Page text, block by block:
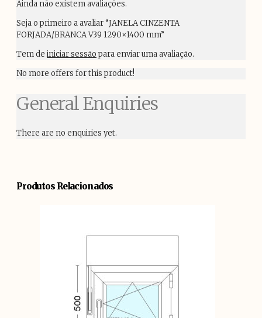
Ainda não existem avaliações.
Seja o primeiro a avaliar “JANELA CINZENTA
FORJADA/BRANCA V39 1290×1400 mm”
Tem de iniciar sessãopara enviar uma avaliação.
No more offers for this product!
General Enquiries
There are no enquiries yet.
Produtos Relacionados